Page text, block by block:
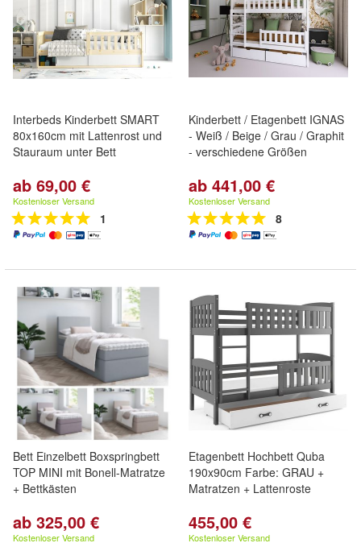
Interbeds Kinderbett SMART
80x160cm mit Lattenrost und
Stauraum unter Bett
ab 69,00 €
Kostenloser Versand
1
Kinderbett / Etagenbett IGNAS
- Weiß / Beige / Grau / Graphit
- verschiedene Größen
ab 441,00 €
Kostenloser Versand
8
Bett Einzelbett Boxspringbett
TOP MINI mit Bonell-Matratze
+ Bettkästen
ab 325,00 €
Kostenloser Versand
Etagenbett Hochbett Quba
190x90cm Farbe: GRAU +
Matratzen + Lattenroste
455,00 €
Kostenloser Versand